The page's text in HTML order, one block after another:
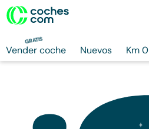
GRATIS
Vender coche Nuevos Km 0